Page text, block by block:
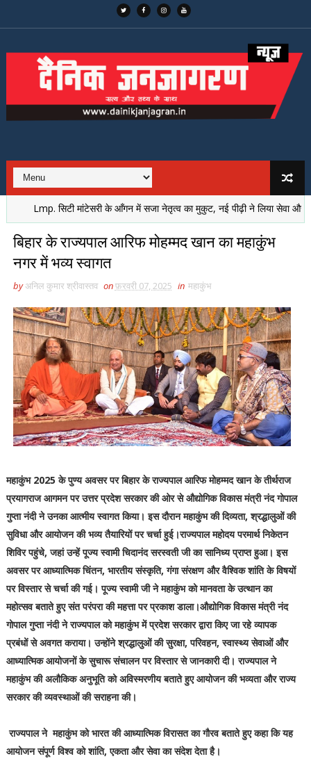
Lmp. सिटी मांटेसरी के आँगन में सजा नेतृत्व का मुकुट, नई पीढ़ी ने लिया सेवा और
बिहार के राज्यपाल आरिफ मोहम्मद खान का महाकुंभ
नगर में भव्य स्वागत
byअनिल कुमार श्रीवास्तव onफ़रवरी 07, 2025 in महाकुंभ
महाकुंभ 2025 के पुण्य अवसर पर बिहार के राज्यपाल आरिफ मोहम्मद खान के तीर्थराज
प्रयागराज आगमन पर उत्तर प्रदेश सरकार की ओर से औद्योगिक विकास मंत्री नंद गोपाल
गुप्ता नंदी ने उनका आत्मीय स्वागत किया। इस दौरान महाकुंभ की दिव्यता, श्रद्धालुओं की
सुविधा और आयोजन की भव्य तैयारियों पर चर्चा हुई।राज्यपाल महोदय परमार्थ निकेतन
शिविर पहुंचे, जहां उन्हें पूज्य स्वामी चिदानंद सरस्वती जी का सानिध्य प्राप्त हुआ। इस
अवसर पर आध्यात्मिक चिंतन, भारतीय संस्कृति, गंगा संरक्षण और वैश्विक शांति के विषयों
पर विस्तार से चर्चा की गई। पूज्य स्वामी जी ने महाकुंभ को मानवता के उत्थान का
महोत्सव बताते हुए संत परंपरा की महत्ता पर प्रकाश डाला।औद्योगिक विकास मंत्री नंद
गोपाल गुप्ता नंदी ने राज्यपाल को महाकुंभ में प्रदेश सरकार द्वारा किए जा रहे व्यापक
प्रबंधों से अवगत कराया। उन्होंने श्रद्धालुओं की सुरक्षा, परिवहन, स्वास्थ्य सेवाओं और
आध्यात्मिक आयोजनों के सुचारू संचालन पर विस्तार से जानकारी दी। राज्यपाल ने
महाकुंभ की अलौकिक अनुभूति को अविस्मरणीय बताते हुए आयोजन की भव्यता और राज्य
सरकार की व्यवस्थाओं की सराहना की।
राज्यपाल ने महाकुंभ को भारत की आध्यात्मिक विरासत का गौरव बताते हुए कहा कि यह
आयोजन संपूर्ण विश्व को शांति, एकता और सेवा का संदेश देता है।